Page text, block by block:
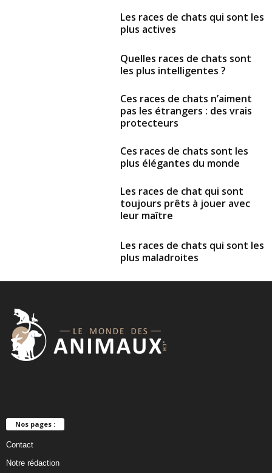
Les races de chats qui sont les
plus actives
Quelles races de chats sont
les plus intelligentes ?
Ces races de chats n’aiment
pas les étrangers : des vrais
protecteurs
Ces races de chats sont les
plus élégantes du monde
Les races de chat qui sont
toujours prêts à jouer avec
leur maître
Les races de chats qui sont les
plus maladroites
Nos pages :
Contact
Notre rédaction